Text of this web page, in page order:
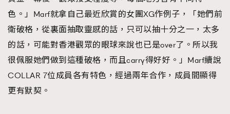
色。」Marf就拿自己最近欣賞的女團XG作例子，「她們前
衛破格，從裏面抽取靈感的話，只可以抽十分之一，太多
的話，可能對香港觀眾的眼球來說也已是over了。所以我
很佩服她們做到這種破格，而且carry得好好。」Marf續說
COLLAR 7位成員各有特色，經過兩年合作，成員間顯得
更有默契。